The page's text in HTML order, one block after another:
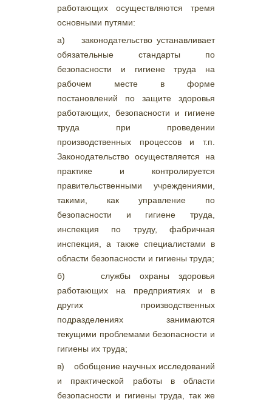
работающих осуществляются тремя
основными путями:
а) законодательство устанавливает
обязательные стандарты по
безопасности и гигиене труда на
рабочем месте в форме
постановлений по защите здоровья
работающих, безопасности и гигиене
труда при проведении
производственных процессов и т.п.
Законодательство осуществляется на
практике и контролируется
правительственными учреждениями,
такими, как управление по
безопасности и гигиене труда,
инспекция по труду, фабричная
инспекция, а также специалистами в
области безопасности и гигиены труда;
б) службы охраны здоровья
работающих на предприятиях и в
других производственных
подразделениях занимаются
текущими проблемами безопасности и
гигиены их труда;
в) обобщение научных исследований
и практической работы в области
безопасности и гигиены труда, так же